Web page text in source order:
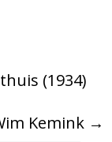
(1934)
Kemink →